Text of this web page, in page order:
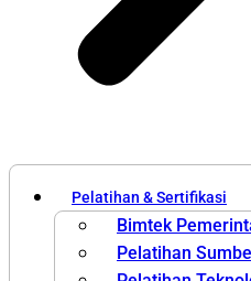
Pelatihan & Sertifikasi
Bimtek
Pelatihan